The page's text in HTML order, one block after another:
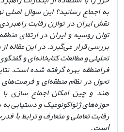
به اجماع رسانید؟ این سوال
نقش ایران در توازن رقابت
توان روسیه و ایران در ارتقای
بررسی قرار می‌گیرد. در این
تحلیلی و مطالعات کتابخانه‌ای و
فرامنطقه بهره گرفته شده است.
تحول در نظام منطقه‌ای و فرصت‌های
هند و چین امکان اجماع سازی با
حوزه‌های ژئواکونومیک و دستیابی
رقابت تعاملی و متعارف و ترابط با
است.